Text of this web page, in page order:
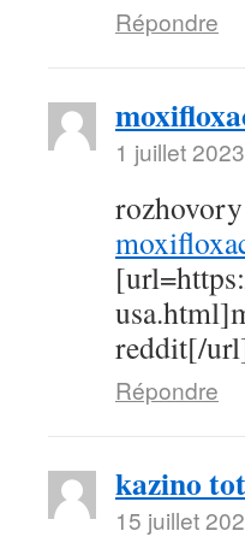
Répondre
1 juillet
reddit[/
Répondre
kazino
15 juillet